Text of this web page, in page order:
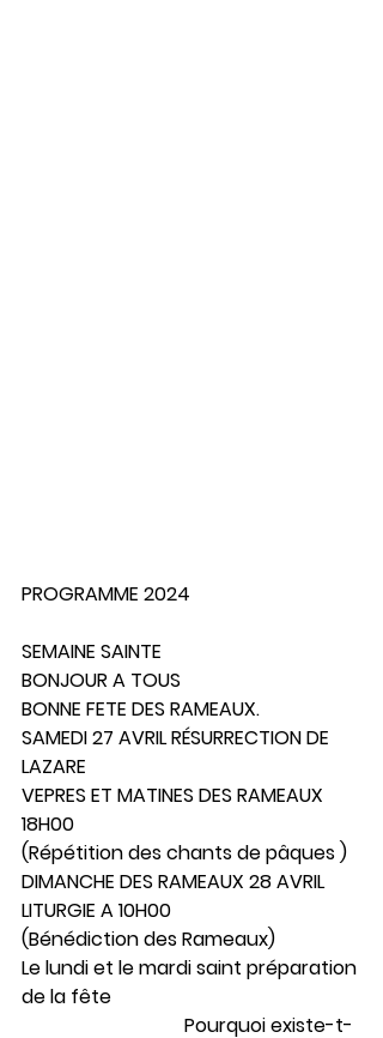
PROGRAMME 2024
SEMAINE SAINTE
BONJOUR A TOUS
BONNE FETE DES RAMEAUX.
SAMEDI 27 AVRIL RÉSURRECTION DE
LAZARE
VEPRES ET MATINES DES RAMEAUX
18H00
(Répétition des chants de pâques )
DIMANCHE DES RAMEAUX 28 AVRIL
LITURGIE A 10H00
(Bénédiction des Rameaux)
Le lundi et le mardi saint préparation
de la fête